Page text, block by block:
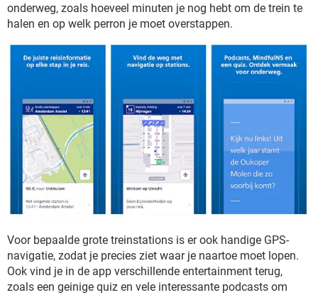
onderweg, zoals hoeveel minuten je nog hebt om de trein te
halen en op welk perron je moet overstappen.
Voor bepaalde grote treinstations is er ook handige GPS-
navigatie, zodat je precies ziet waar je naartoe moet lopen.
Ook vind je in de app verschillende entertainment terug,
zoals een geinige quiz en vele interessante podcasts om